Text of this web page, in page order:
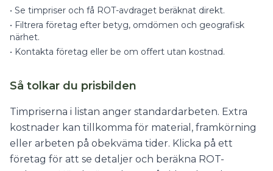
• Se timpriser och få ROT-avdraget beräknat direkt.
• Filtrera företag efter betyg, omdömen och geografisk
närhet.
• Kontakta företag eller be om offert utan kostnad.
Så tolkar du prisbilden
Timpriserna i listan anger standardarbeten. Extra
kostnader kan tillkomma för material, framkörning
eller arbeten på obekväma tider. Klicka på ett
företag för att se detaljer och beräkna ROT-